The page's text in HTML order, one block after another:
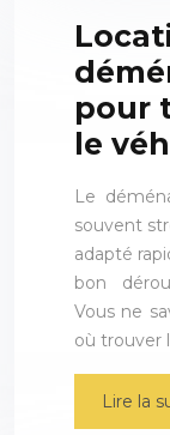
pour
le
Le
souvent
adapté
bon
Vous ne
où trouver
Lire la